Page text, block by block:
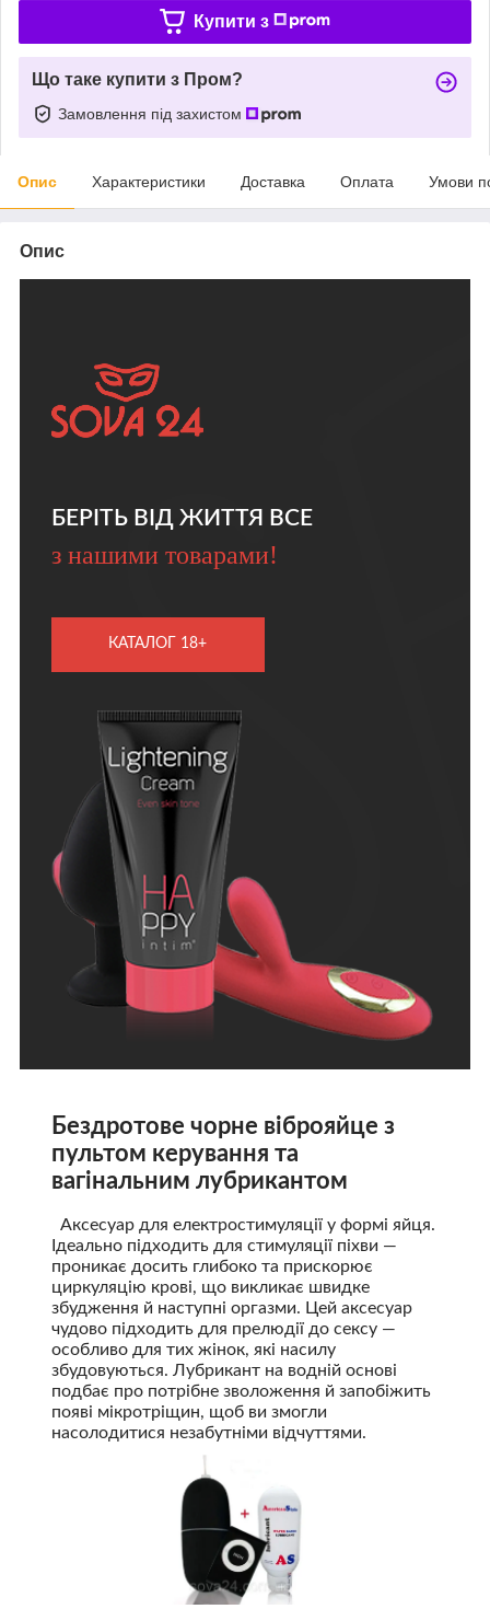
Купити з
Що таке купити з Пром?
Замовлення під захистом
Опис Характеристики Доставка Оплата Умови
Опис
БЕРІТЬ ВІД ЖИТТЯ ВСЕ
з нашими товарами!
КАТАЛОГ 18+
Бездротове чорне віброяйце з
пультом керування та
вагінальним лубрикантом
Аксесуар для електростимуляції у формі яйця.
Ідеально підходить для стимуляції піхви —
проникає досить глибоко та прискорює
циркуляцію крові, що викликає швидке
збудження й наступні оргазми. Цей аксесуар
чудово підходить для прелюдії до сексу —
особливо для тих жінок, які насилу
збудовуються. Лубрикант на водній основі
подбає про потрібне зволоження й запобіжить
появі мікротріщин, щоб ви змогли
насолодитися незабутніми відчуттями.